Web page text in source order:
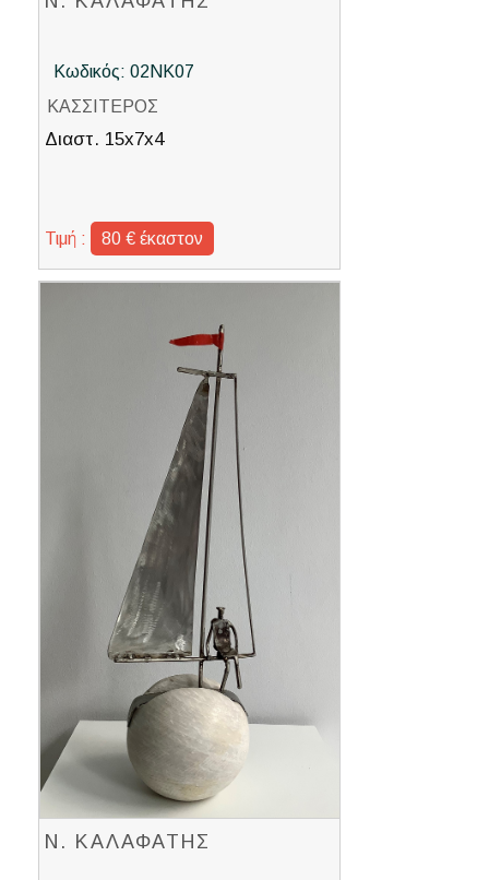
Κωδικός: 02ΝΚ07
ΚΑΣΣΙΤΕΡΟΣ
Διαστ. 15x7x4
Τιμή : 80 € έκαστον
Ν. ΚΑΛΑΦΑΤΗΣ